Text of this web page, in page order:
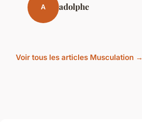
A adolphe
Voir tous les articles Musculation →